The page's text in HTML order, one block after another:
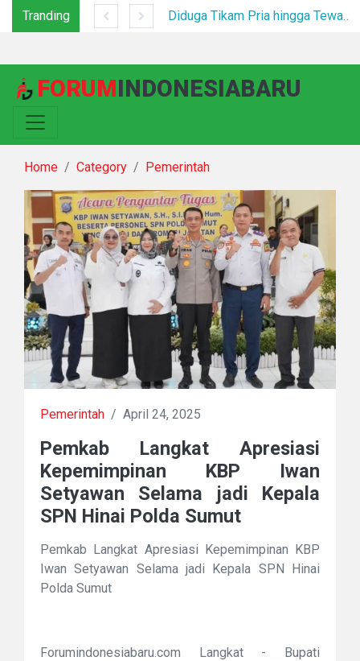
Tranding Diduga Tikam Pria hingga Tewas di Plaza Kabanjahe, Pelaku Diamankan Beberapa Menit Setelah Kejadian
FORUMINDONESIABARU
Home Category Pemerintah
Pemerintah / April 24, 2025
Pemkab Langkat Apresiasi
Kepemimpinan KBP Iwan
Setyawan Selama jadi Kepala
SPN Hinai Polda Sumut
Pemkab Langkat Apresiasi Kepemimpinan KBP
Iwan Setyawan Selama jadi Kepala SPN Hinai
Polda Sumut
Forumindonesiabaru.com Langkat - Bupati